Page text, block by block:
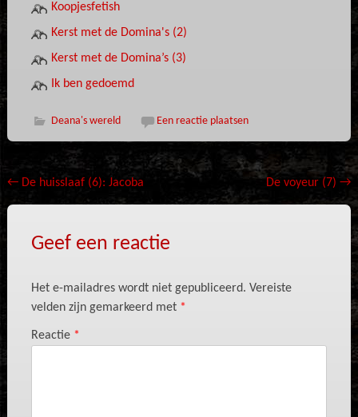
Koopjesfetish
Kerst met de Domina's (2)
Kerst met de Domina’s (3)
Ik ben gedoemd
Deana's wereld Een reactie plaatsen
Bericht
navigatie
←De huisslaaf (6): Jacoba De voyeur (7)→
Geef een reactie
Het e-mailadres wordt niet gepubliceerd. Vereiste
velden zijn gemarkeerd met *
Reactie *